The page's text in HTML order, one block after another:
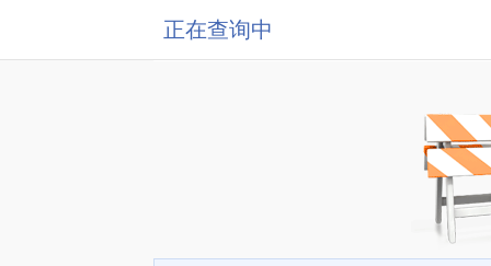
正在查询中